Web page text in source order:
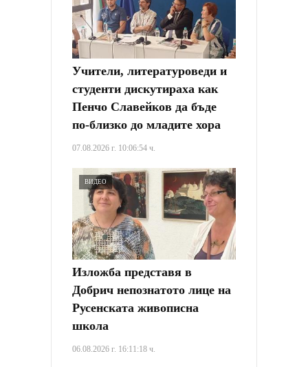
Учители, литературоведи и
студенти дискутираха как
Пенчо Славейков да бъде
по-близко до младите хора
07.08.2026 г. 10:06:54 ч.
ВИДЕО
Изложба представя в
Добрич непознатото лице на
Русенската живописна
школа
06.08.2026 г. 16:11:18 ч.